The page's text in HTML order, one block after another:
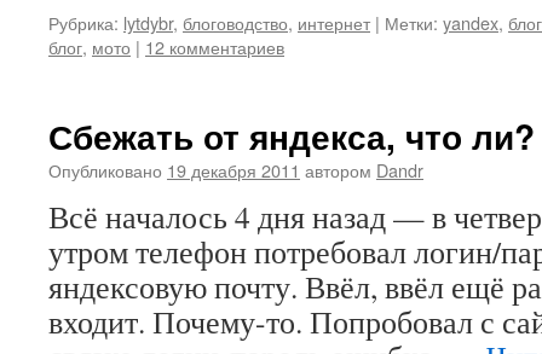
Рубрика: lytdybr, блоговодство, интернет | Метки: yandex,
блог, мото | 12 комментариев
Сбежать от яндекса, что ли?
Опубликовано 19 декабря 2011 автором Dandr
Всё началось 4 дня назад — в
утром телефон потребовал логин/
яндексовую почту. Ввёл, ввёл ещё
входит. Почему-то. Попробовал с